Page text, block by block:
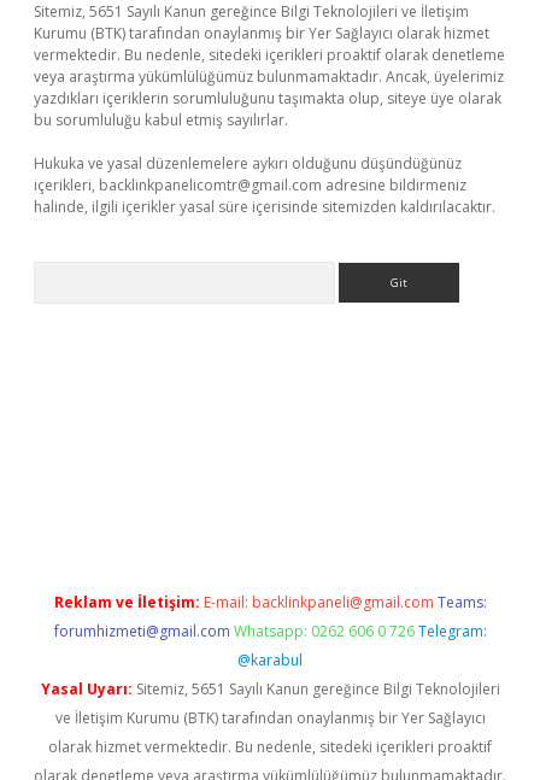
Sitemiz, 5651 Sayılı Kanun gereğince Bilgi Teknolojileri ve İletişim
Kurumu (BTK) tarafından onaylanmış bir Yer Sağlayıcı olarak hizmet
vermektedir. Bu nedenle, sitedeki içerikleri proaktif olarak denetleme
veya araştırma yükümlülüğümüz bulunmamaktadır. Ancak, üyelerimiz
yazdıkları içeriklerin sorumluluğunu taşımakta olup, siteye üye olarak
bu sorumluluğu kabul etmiş sayılırlar.
Hukuka ve yasal düzenlemelere aykırı olduğunu düşündüğünüz
içerikleri, backlinkpanelicomtr@gmail.com adresine bildirmeniz
halinde, ilgili içerikler yasal süre içerisinde sitemizden kaldırılacaktır.
Reklam ve İletişim: E-mail: backlinkpaneli@gmail.com Teams:
forumhizmeti@gmail.com Whatsapp: 0262 606 0 726 Telegram:
@karabul
Yasal Uyarı: Sitemiz, 5651 Sayılı Kanun gereğince Bilgi Teknolojileri
ve İletişim Kurumu (BTK) tarafından onaylanmış bir Yer Sağlayıcı
olarak hizmet vermektedir. Bu nedenle, sitedeki içerikleri proaktif
olarak denetleme veya araştırma yükümlülüğümüz bulunmamaktadır.